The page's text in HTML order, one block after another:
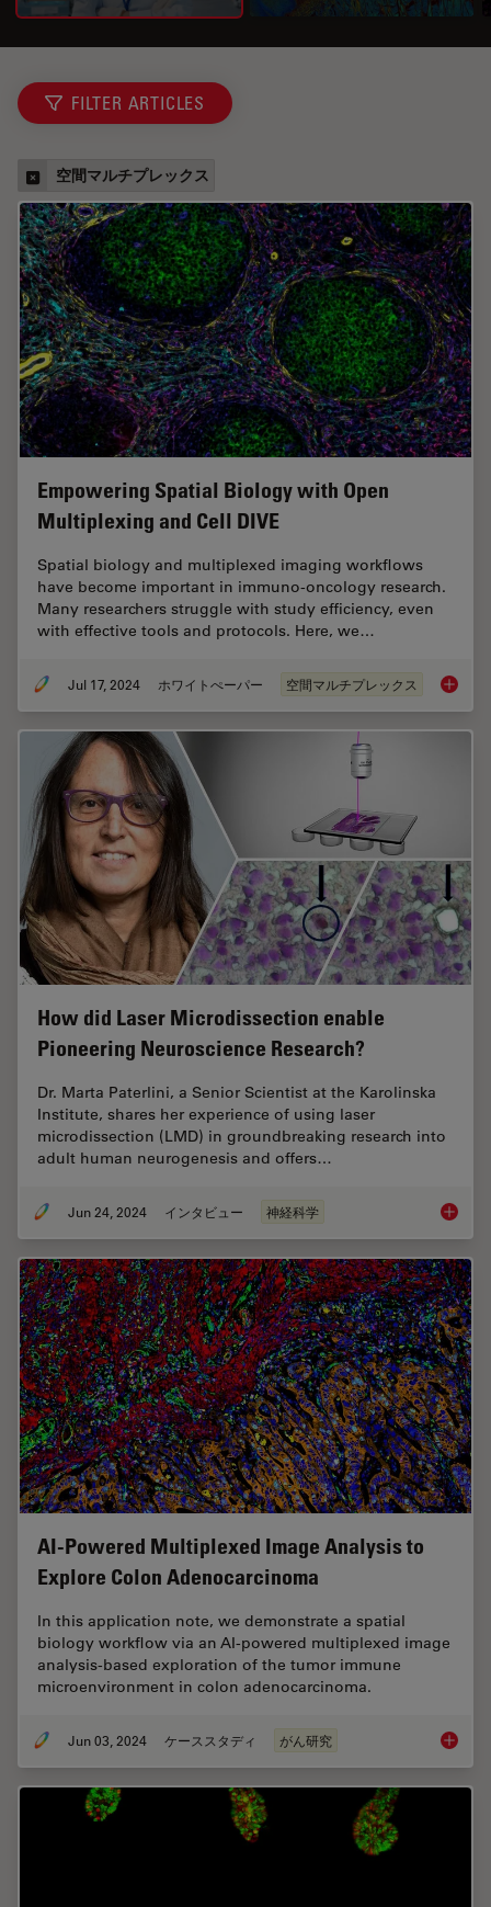
FILTER ARTICLES
空間マルチプレックス
Empowering Spatial Biology with Open
Multiplexing and Cell DIVE
Spatial biology and multiplexed imaging workflows
have become important in immuno-oncology research.
Many researchers struggle with study efficiency, even
with effective tools and protocols. Here, we…
Jul 17, 2024 ホワイトぺーパー 空間マルチプレックス
How did Laser Microdissection enable
Pioneering Neuroscience Research?
Dr. Marta Paterlini, a Senior Scientist at the Karolinska
Institute, shares her experience of using laser
microdissection (LMD) in groundbreaking research into
adult human neurogenesis and offers…
Jun 24, 2024 インタビュー 神経科学 How
AI-Powered Multiplexed Image Analysis to
Explore Colon Adenocarcinoma
In this application note, we demonstrate a spatial
biology workflow via an AI-powered multiplexed image
analysis-based exploration of the tumor immune
microenvironment in colon adenocarcinoma.
Jun 03, 2024 ケーススタディ がん研究 AI-